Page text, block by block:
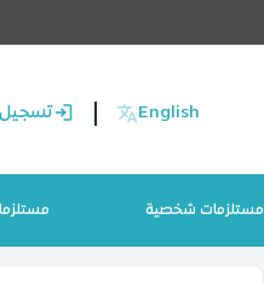
English تسجيل
مستلزمات شخصية